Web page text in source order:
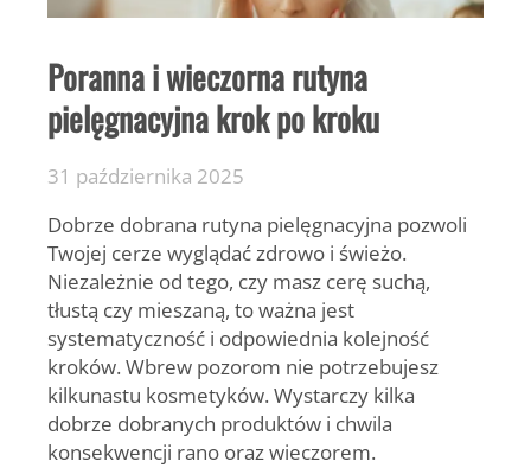
Poranna i wieczorna rutyna
pielęgnacyjna krok po kroku
31 października 2025
Dobrze dobrana rutyna pielęgnacyjna pozwoli
Twojej cerze wyglądać zdrowo i świeżo.
Niezależnie od tego, czy masz cerę suchą,
tłustą czy mieszaną, to ważna jest
systematyczność i odpowiednia kolejność
kroków. Wbrew pozorom nie potrzebujesz
kilkunastu kosmetyków. Wystarczy kilka
dobrze dobranych produktów i chwila
konsekwencji rano oraz wieczorem.